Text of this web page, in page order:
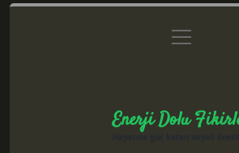
Gizlilik Politikası
menüyü
aç
Enerji Dolu